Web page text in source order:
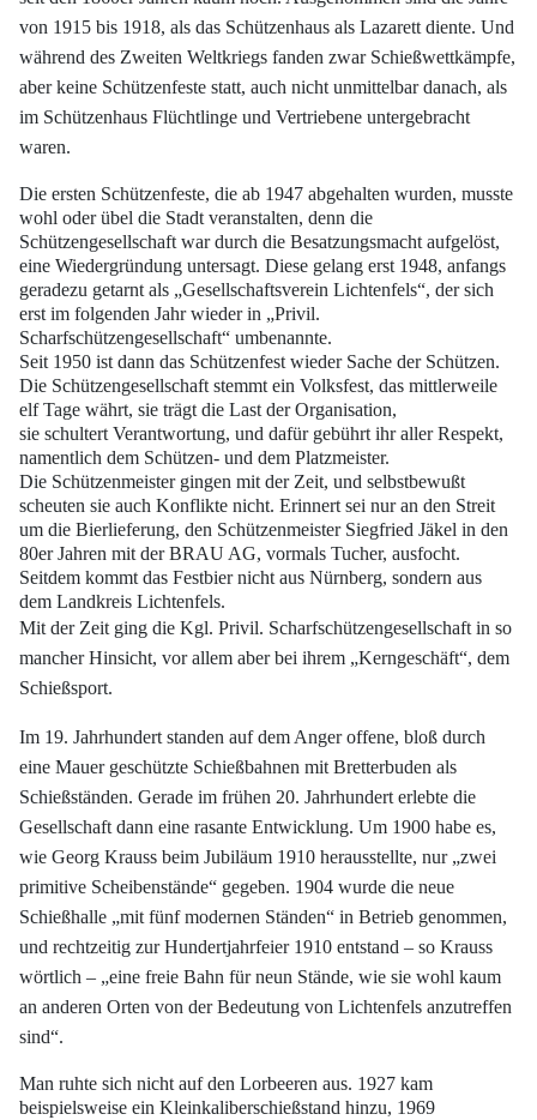
von 1915 bis 1918, als das Schützenhaus als Lazarett diente. Und
während des Zweiten Weltkriegs fanden zwar Schießwettkämpfe,
aber keine Schützenfeste statt, auch nicht unmittelbar danach, als
im Schützenhaus Flüchtlinge und Vertriebene untergebracht
waren.
Die ersten Schützenfeste, die ab 1947 abgehalten wurden, musste
wohl oder übel die Stadt veranstalten, denn die
Schützengesellschaft war durch die Besatzungsmacht aufgelöst,
eine Wiedergründung untersagt. Diese gelang erst 1948, anfangs
geradezu getarnt als „Gesellschaftsverein Lichtenfels“, der sich
erst im folgenden Jahr wieder in „Privil.
Scharfschützengesellschaft“ umbenannte.
Seit 1950 ist dann das Schützenfest wieder Sache der Schützen.
Die Schützengesellschaft stemmt ein Volksfest, das mittlerweile
elf Tage währt, sie trägt die Last der Organisation,
sie schultert Verantwortung, und dafür gebührt ihr aller Respekt,
namentlich dem Schützen- und dem Platzmeister.
Die Schützenmeister gingen mit der Zeit, und selbstbewußt
scheuten sie auch Konflikte nicht. Erinnert sei nur an den Streit
um die Bierlieferung, den Schützenmeister Siegfried Jäkel in den
80er Jahren mit der BRAU AG, vormals Tucher, ausfocht.
Seitdem kommt das Festbier nicht aus Nürnberg, sondern aus
dem Landkreis Lichtenfels.
Mit der Zeit ging die Kgl. Privil. Scharfschützengesellschaft in so
mancher Hinsicht, vor allem aber bei ihrem „Kerngeschäft“, dem
Schießsport.
Im 19. Jahrhundert standen auf dem Anger offene, bloß durch
eine Mauer geschützte Schießbahnen mit Bretterbuden als
Schießständen. Gerade im frühen 20. Jahrhundert erlebte die
Gesellschaft dann eine rasante Entwicklung. Um 1900 habe es,
wie Georg Krauss beim Jubiläum 1910 herausstellte, nur „zwei
primitive Scheibenstände“ gegeben. 1904 wurde die neue
Schießhalle „mit fünf modernen Ständen“ in Betrieb genommen,
und rechtzeitig zur Hundertjahrfeier 1910 entstand – so Krauss
wörtlich – „eine freie Bahn für neun Stände, wie sie wohl kaum
an anderen Orten von der Bedeutung von Lichtenfels anzutreffen
sind“.
Man ruhte sich nicht auf den Lorbeeren aus. 1927 kam
beispielsweise ein Kleinkaliberschießstand hinzu, 1969